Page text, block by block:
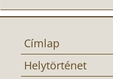
Címlap
Helytörténet